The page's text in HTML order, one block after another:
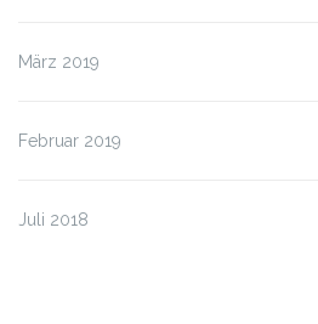
März 2019
Februar 2019
Juli 2018